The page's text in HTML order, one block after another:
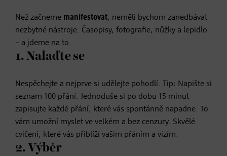
Než začneme manifestovat, neměli bychom zanedbávat
nezbytné nástroje. Časopisy, fotografie, nůžky a lepidlo
– a jdeme na to.
1. Nalaďte se
Nespěchejte a nejprve si udělejte pohodlí. Tip: Napište si
seznam 100 přání. Jednoduše si po dobu 15 minut
zapisujte každé přání, které vás spontánně napadne. To
vám umožní myslet ve velkém a bez cenzury. Skvělé
cvičení, které vás přiblíží vašim přáním a vizím.
2. Výběr